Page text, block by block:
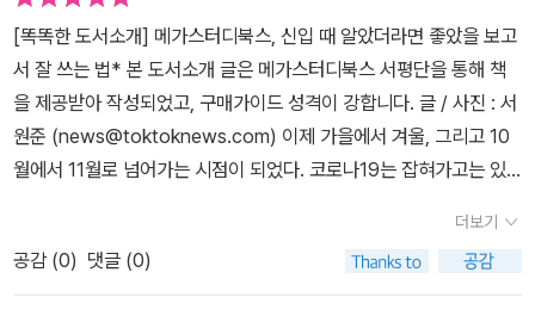
고 있어 실제 업무에서 보고서를 작성할 때 많은 도움을 받을 수 있다.
또한 각 장이 끝날 때마다 저자가 직장 생활을 하며 후배나 동료 직원
들에게 자주 들었던 질문들에 대해 FAQ와 TIP 코너를 통해 궁금증
을 해결할 수 있도록 답변해 준 내용들도 유용하다. 먼저 1장 '방향이
잡힌, 잘 만든 보고서'에서는 잘 만든 보고서란 무엇인지, 회사 내에서
쓰이는 보고서의 지향점에 대해서 설명했다.2장 '헷갈리지 않는, 보고
서'에서는 보고서를 작성할 때 보고서 안에 핵심 메시지는 어떻게 도
출하고 보고서의 스토리라인은 어떻게 잡는지에 대해 설명했다. 특히
때 알았더라면 좋았을 보고서 잘 쓰는 법' ! 정말 밑줄을 쫙쫙 그어가
면서 앉은 자리에서 단숨에 독파해 버렸다. ​​​구성1. 방향이 잡힌, 잘 만
든 보고서' OO 씨, 이거 해 주세요.'분명 업무 지시는 들었고, 들었을
당시에는 이해하고 당장 처리할 수 있을 것 같았는데, 돌아와서 자리
에 앉으면 머릿속이 백지장이 되기 일쑤였다. 당장 발등에 불이 떨어
진 터라 우선 문서함에서 작년에 했던 자료를 찾아서 대충 따라 하고,
그래도 기간 내에 했다며 스스로 자화자찬했었다. 당연히 결과는 빨
간 줄 찍! 작은 온점 하나, 제목, 단어 하나에도 상사의 물음표가 붙었
[똑똑한 도서소개] 메가스터디북스, 신입 때 알았더라면 좋았을 보고
서 잘 쓰는 법* 본 도서소개 글은 메가스터디북스 서평단을 통해 책
을 제공받아 작성되었고, 구매가이드 성격이 강합니다. 글 / 사진 : 서
원준 (news@toktoknews.com) 이제 가을에서 겨울, 그리고 10
월에서 11월로 넘어가는 시점이 되었다. 코로나19는 잡혀가고는 있
걸리지 않도록 건강 관리에 세심한 주의가 요구되는 시점이다. 필자
에게 있어서 메가스터디는 결코 낯설지 않은 회사이다. 공무원, 공인
중게사 등 자격증 및 시험을 준비하는 학원이요, 동영상 강의 사이트
더보기
공감 (0) 댓글 (0)